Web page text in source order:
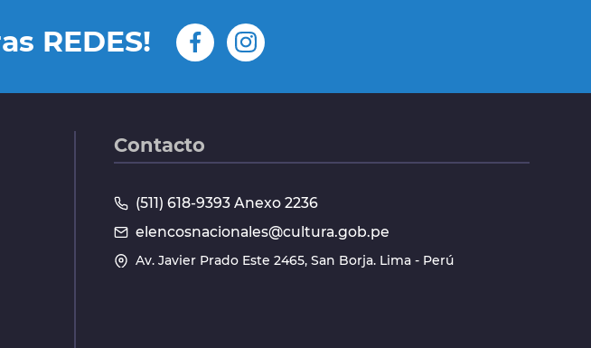
REDES!
Contacto
(511) 618-9393 Anexo 2236
elencosnacionales@cultura.gob.pe
Av. Javier Prado Este 2465, San Borja. Lima - Perú